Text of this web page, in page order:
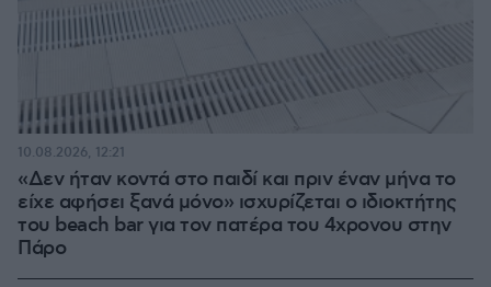
«Δεν ήταν κοντά στο παιδί και πριν έναν μήνα το
είχε αφήσει ξανά μόνο» ισχυρίζεται ο ιδιοκτήτης
του beach bar για τον πατέρα του 4χρονου στην
Πάρο
10.08.2026, 12:21